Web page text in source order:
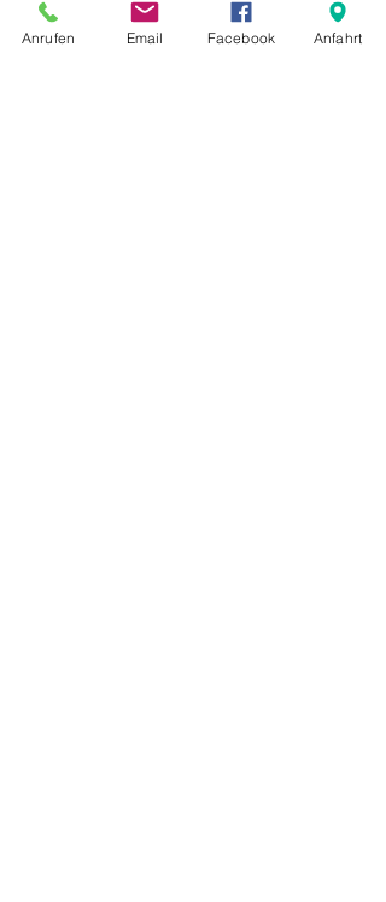
Anrufen Email Facebook Anfahrt